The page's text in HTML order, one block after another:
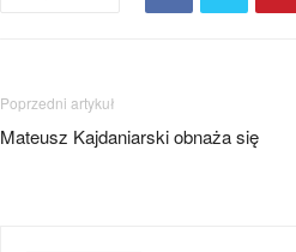
Poprzedni artykuł
Mateusz Kajdaniarski obnaża się